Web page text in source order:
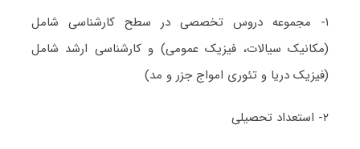
۱- مجموعه دروس تخصصی در سطح کارشناسی شامل
(مکانیک سیالات، فیزیک عمومی) و کارشناسی ارشد شامل
(فیزیک دریا و تئوری امواج جزر و مد)
۲- استعداد تحصیلی